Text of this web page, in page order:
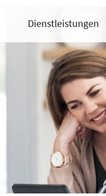
Dienstleistungen